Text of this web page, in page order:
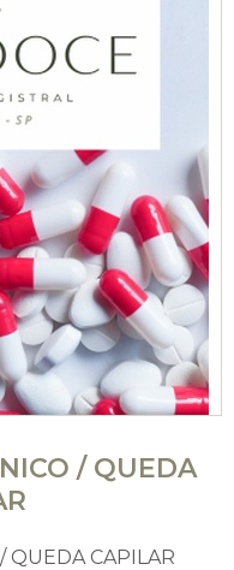
/ QUEDA
QUEDA CAPILAR